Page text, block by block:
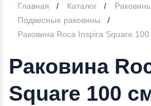
Главная Каталог
Раковины
Подвесные раковины
Раковина Roca Inspira Square
Раковина
Square 100